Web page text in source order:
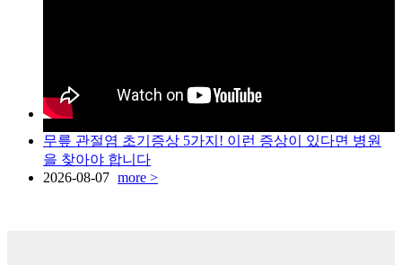
무릎 관절염 초기증상 5가지! 이런 증상이 있다면 병원
을 찾아야 합니다
2026-08-07 more >